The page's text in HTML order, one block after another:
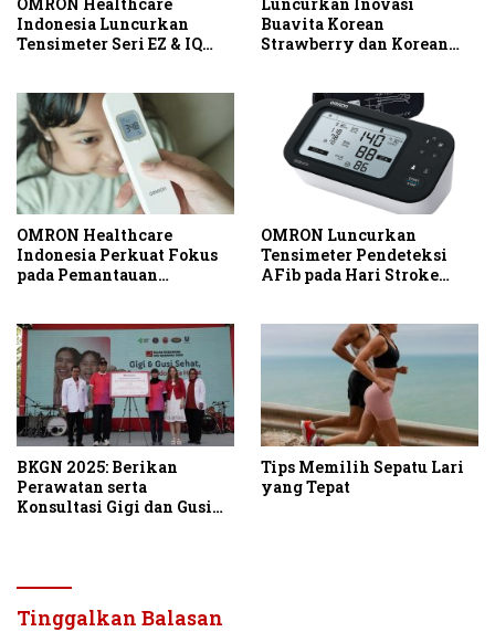
Indonesia Luncurkan
Tensimeter Seri EZ & IQ
Sejak Dini
Buavita Korean
Strawberry dan Korean
Padel Pertama di Dalam
Mall
OMRON Healthcare
Indonesia Perkuat Fokus
pada Pemantauan
Tanpa Kontak
OMRON Luncurkan
Tensimeter Pendeteksi
AFib pada Hari Stroke
BKGN 2025: Berikan
Perawatan serta
Konsultasi Gigi dan Gusi
Tips Memilih Sepatu Lari
yang Tepat
Tinggalkan Balasan